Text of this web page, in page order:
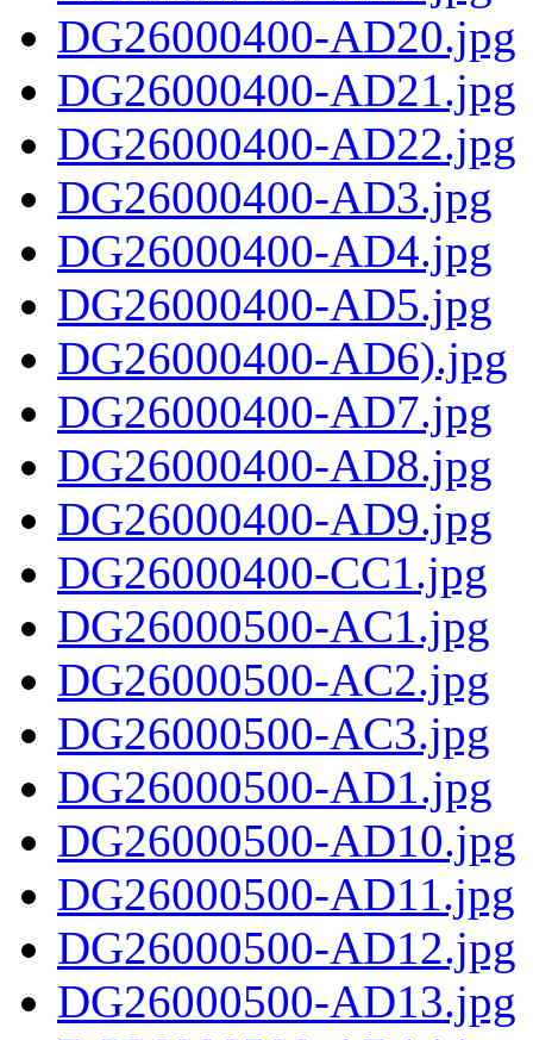
DG26000400-AD20.jpg
DG26000400-AD21.jpg
DG26000400-AD22.jpg
DG26000400-AD3.jpg
DG26000400-AD4.jpg
DG26000400-AD5.jpg
DG26000400-AD6).jpg
DG26000400-AD7.jpg
DG26000400-AD8.jpg
DG26000400-AD9.jpg
DG26000400-CC1.jpg
DG26000500-AC1.jpg
DG26000500-AC2.jpg
DG26000500-AC3.jpg
DG26000500-AD1.jpg
DG26000500-AD10.jpg
DG26000500-AD11.jpg
DG26000500-AD12.jpg
DG26000500-AD13.jpg